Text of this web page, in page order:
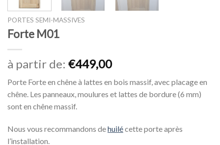
PORTES SEMI-MASSIVES
Forte M01
à partir de: €449,00
Porte Forte en chêne à lattes en bois massif, avec placage en
chêne. Les panneaux, moulures et lattes de bordure (6 mm)
sont en chêne massif.
Nous vous recommandons dehuilécette porte après
l’installation.